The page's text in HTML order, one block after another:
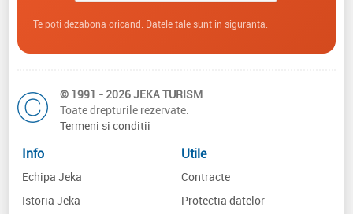
Te poti dezabona oricand. Datele tale sunt in siguranta.
© 1991 - 2026 JEKA TURISM
Toate drepturile rezervate.
Termeni si conditii
Info
Echipa Jeka
Istoria Jeka
Utile
Contracte
Protectia datelor